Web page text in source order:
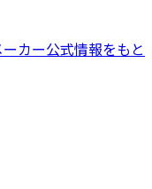
カー公式情報をもと